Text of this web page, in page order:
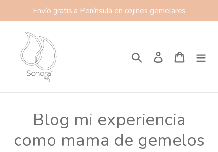
directamente
contenido
Envío gratis a Península en cojines gemelares
Buscar IngresarCarrito
Blog mi experiencia
como mama de gemelos